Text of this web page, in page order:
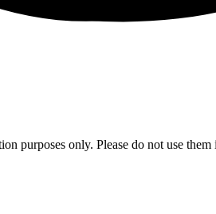
purposes only. Please do not use